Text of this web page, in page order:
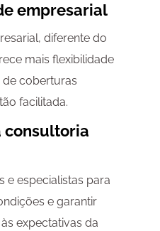
empresarial
diferente do
mais flexibilidade
de coberturas
facilitada.
consultoria
e especialistas para
e garantir
expectativas da